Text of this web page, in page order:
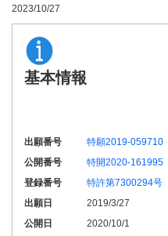
2023/10/27
基本情報
出願番号
特願2019-059710
公開番号
特開2020-161995
登録番号
特許第7300294号
出願日
2019/3/27
公開日
2020/10/1